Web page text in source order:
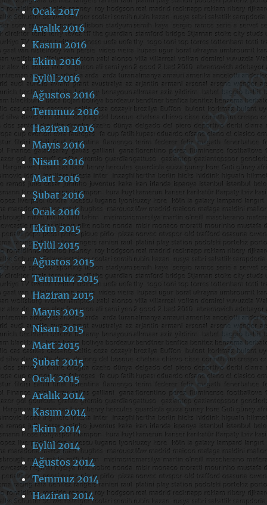
Ocak 2017
Aralık 2016
Kasım 2016
Ekim 2016
Eylül 2016
Ağustos 2016
Temmuz 2016
Haziran 2016
Mayıs 2016
Nisan 2016
Mart 2016
Şubat 2016
Ocak 2016
Ekim 2015
Eylül 2015
Ağustos 2015
Temmuz 2015
Haziran 2015
Mayıs 2015
Nisan 2015
Mart 2015
Şubat 2015
Ocak 2015
Aralık 2014
Kasım 2014
Ekim 2014
Eylül 2014
Ağustos 2014
Temmuz 2014
Haziran 2014